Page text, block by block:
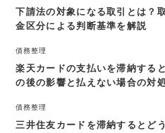
下請法の対象になる取引とは？
金区分による判断基準を解説
債務整理
楽天カードの支払いを滞納する
の後の影響と払えない場合の対
債務整理
三井住友カードを滞納するとど